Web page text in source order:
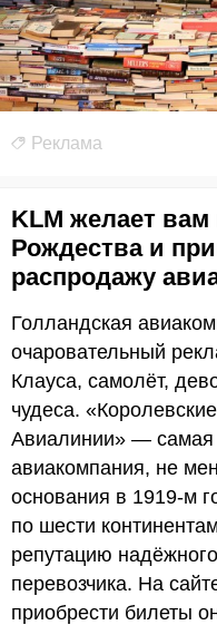
Реклама
KLM желает вам
Рождества и
распродажу
Голландская
очаровательный
Клауса, самолёт,
чудеса.
Авиалинии» — самая
авиакомпания, не
основания в 1919-м
по шести
репутацию
перевозчика. На
приобрести билеты